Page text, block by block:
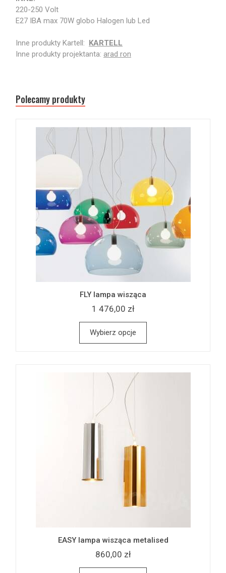
220-250 Volt
E27 IBA max 70W globo Halogen lub Led
Inne produkty Kartell: KARTELL
Inne produkty projektanta: arad ron
Polecamy produkty
FLY lampa wisząca
1 476,00 zł
Wybierz opcje
EASY lampa wisząca metalised
860,00 zł